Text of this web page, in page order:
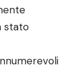
stato